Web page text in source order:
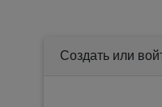
Создать или